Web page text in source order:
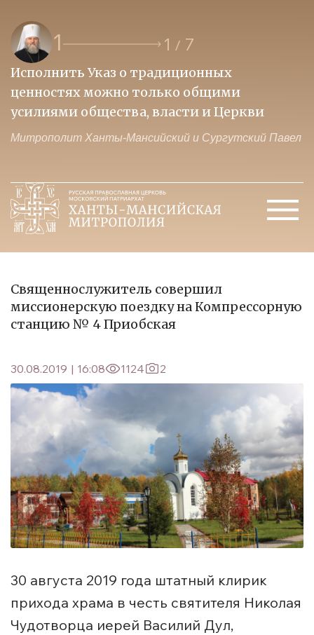
1 1 / 7
Исполнить Указ о традиционных
ценностях можно только общими
усилиями общества, власти и Церкви
Митрополит Ханты-Мансийский и Сургутский Павел
Священнослужитель совершил
миссионерскую поездку на Компрессорную
станцию № 4 Приобская
30.08.2019 | 16:08 1124 2
30 августа 2019 года штатный клирик
прихода храма в честь святителя Николая
Чудотворца иерей Василий Дул,